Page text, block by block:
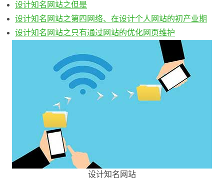
设计知名网站之但是
设计知名网站之第四网络、在设计个人网站的初产业期
设计知名网站之只有通过网站的优化网页维护
设计知名网站